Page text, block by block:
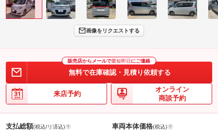
画像をリクエストする
販売店からメールで最短即日 にご連絡
無料で在庫確認・見積り依頼する
来店予約
オンライン
商談予約
支払総額(税込/リ済込) 車両本体価格(税込)